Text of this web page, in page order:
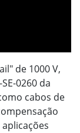
de 1000 V,
0260 da
cabos de